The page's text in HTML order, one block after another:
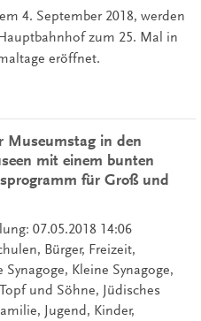
4. September 2018, werden
zum 25. Mal in
eröffnet.
Museumstag in den
mit einem bunten
für Groß und
07.05.2018 14:06
Bürger, Freizeit,
Kleine Synagoge,
und Söhne, Jüdisches
Jugend, Kinder,